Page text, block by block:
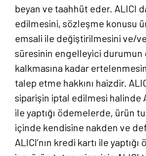
beyan ve taahhüt eder. ALICI
edilmesini, sözleşme konusu
emsali ile değiştirilmesini ve/
süresinin engelleyici durumun
kalkmasına kadar
talep etme hakkını haizdir.
siparişin iptal edilmesi halinde
ile yaptığı ödemelerde, ürün
içinde kendisine nakden ve
ALICI’nın kredi kartı ile